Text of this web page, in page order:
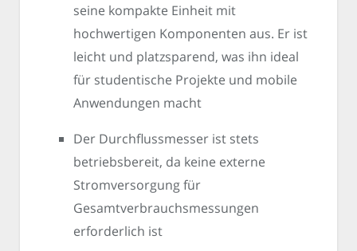
seine kompakte Einheit mit
hochwertigen Komponenten aus. Er ist
leicht und platzsparend, was ihn ideal
für studentische Projekte und mobile
Anwendungen macht
Der Durchflussmesser ist stets
betriebsbereit, da keine externe
Stromversorgung für
Gesamtverbrauchsmessungen
erforderlich ist